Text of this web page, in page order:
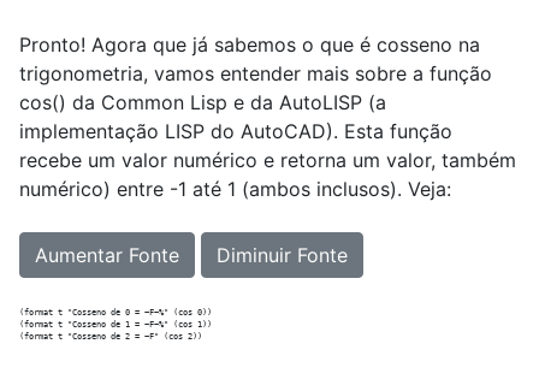
Pronto! Agora que já sabemos o que é cosseno na
trigonometria, vamos entender mais sobre a função
cos() da Common Lisp e da AutoLISP (a
implementação LISP do AutoCAD). Esta função
recebe um valor numérico e retorna um valor, também
numérico) entre -1 até 1 (ambos inclusos). Veja:
Aumentar Fonte Diminuir Fonte
(format t "Cosseno de 0 = ~F~%" (cos 0))
(format t "Cosseno de 1 = ~F~%" (cos 1))